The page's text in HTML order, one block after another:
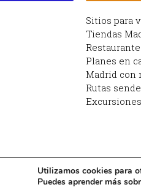
Sitios para
Tiendas
Planes en
Madrid con
Rutas
en Madrid: qué hacer
Utilizamos cookies para
Puedes aprender más